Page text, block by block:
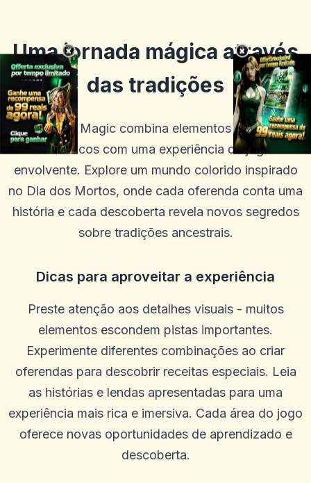
Uma jornada mágica através
das tradições
Ofrenda Magic combina elementos culturais
autênticos com uma experiência de jogo
envolvente. Explore um mundo colorido inspirado
no Dia dos Mortos, onde cada oferenda conta uma
história e cada descoberta revela novos segredos
sobre tradições ancestrais.
Dicas para aproveitar a experiência
Preste atenção aos detalhes visuais - muitos
elementos escondem pistas importantes.
Experimente diferentes combinações ao criar
oferendas para descobrir receitas especiais. Leia
as histórias e lendas apresentadas para uma
experiência mais rica e imersiva. Cada área do jogo
oferece novas oportunidades de aprendizado e
descoberta.
× ×